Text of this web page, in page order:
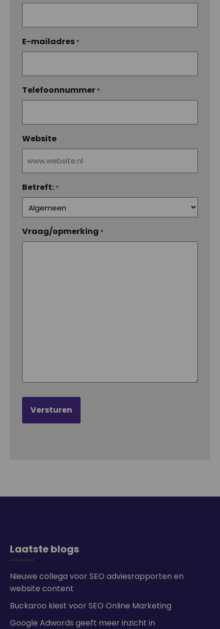
E-mailadres *
Telefoonnummer *
Website
Betreft: *
Vraag/opmerking *
Laatste blogs
Nieuwe collega voor SEO adviesrapporten en
website content
Buckaroo kiest voor SEO Online Marketing
Google Adwords geeft meer inzicht in